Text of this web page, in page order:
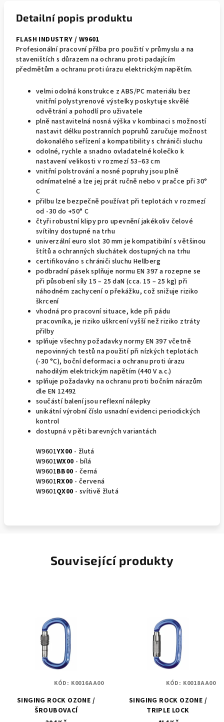
Detailní popis produktu
FLASH INDUSTRY / W9601
Profesionální pracovní přilba pro použití v průmyslu a na
staveništích s důrazem na ochranu proti padajícím
předmětům a ochranu proti úrazu elektrickým napětím.
velmi odolná konstrukce z ABS/PC materiálu bez
vnitřní polystyrenové výstelky poskytuje skvělé
odvětrání a pohodlí pro uživatele
plně nastavitelná nosná výška v kombinaci s možností
nastavit délku postranních popruhů zaručuje možnost
dokonalého seřízení a kompatibility s chrániči sluchu
odolné, rychle a snadno ovladatelné kolečko k
nastavení velikosti v rozmezí 53–63 cm
vnitřní polstrování a nosné popruhy jsou plně
odnímatelné a lze jej prát ručně nebo v pračce při 30°
C
přilbu lze bezpečně používat při teplotách v rozmezí
od -30 do +50° C
čtyři robustní klipy pro upevnění jakékoliv čelové
svítilny dostupné na trhu
univerzální euro slot 30 mm je kompatibilní s většinou
štítů a ochranných sluchátek dostupných na trhu
certifikováno s chrániči sluchu Hellberg
podbradní pásek splňuje normu EN 397 a rozepne se
při působení síly 15 – 25 daN (cca. 15 – 25 kg) při
náhodném zachycení o překážku, což snižuje riziko
škrcení
vhodná pro pracovní situace, kde při pádu
pracovníka, je riziko uškrcení vyšší než riziko ztráty
přilby
splňuje všechny požadavky normy EN 397 včetně
nepovinných testů na použití při nízkých teplotách
(-30 °C), boční deformaci a ochranu proti úrazu
nahodilým elektrickým napětím (440 V a.c.)
splňuje požadavky na ochranu proti bočním nárazům
dle EN 12492
součástí balení jsou reflexní nálepky
unikátní výrobní číslo usnadní evidenci periodických
kontrol
dostupná v pěti barevných variantách
W9601YX00 - žlutá
W9601WX00 - bílá
W9601BB00 - černá
W9601RX00 - červená
W9601QX00 - svítivě žlutá
Související produkty
SINGING ROCK OZONE /
ŠROUBOVACÍ
KÓD: K0016AA00
SINGING ROCK OZONE /
TRIPLE LOCK
KÓD: K0018AA00